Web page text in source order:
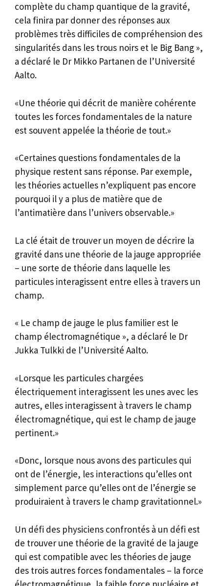
complète du champ quantique de la gravité,
cela finira par donner des réponses aux
problèmes très difficiles de compréhension des
singularités dans les trous noirs et le Big Bang »,
a déclaré le Dr Mikko Partanen de l’Université
Aalto.
«Une théorie qui décrit de manière cohérente
toutes les forces fondamentales de la nature
est souvent appelée la théorie de tout.»
«Certaines questions fondamentales de la
physique restent sans réponse. Par exemple,
les théories actuelles n’expliquent pas encore
pourquoi il y a plus de matière que de
l’antimatière dans l’univers observable.»
La clé était de trouver un moyen de décrire la
gravité dans une théorie de la jauge appropriée
– une sorte de théorie dans laquelle les
particules interagissent entre elles à travers un
champ.
« Le champ de jauge le plus familier est le
champ électromagnétique », a déclaré le Dr
Jukka Tulkki de l’Université Aalto.
«Lorsque les particules chargées
électriquement interagissent les unes avec les
autres, elles interagissent à travers le champ
électromagnétique, qui est le champ de jauge
pertinent.»
«Donc, lorsque nous avons des particules qui
ont de l’énergie, les interactions qu’elles ont
simplement parce qu’elles ont de l’énergie se
produiraient à travers le champ gravitationnel.»
Un défi des physiciens confrontés à un défi est
de trouver une théorie de la gravité de la jauge
qui est compatible avec les théories de jauge
des trois autres forces fondamentales – la force